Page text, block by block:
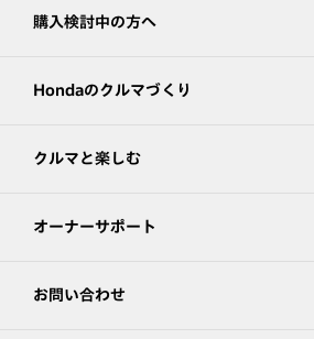
購入検討中の方へ
Hondaのクルマづくり
クルマと楽しむ
オーナーサポート
お問い合わせ